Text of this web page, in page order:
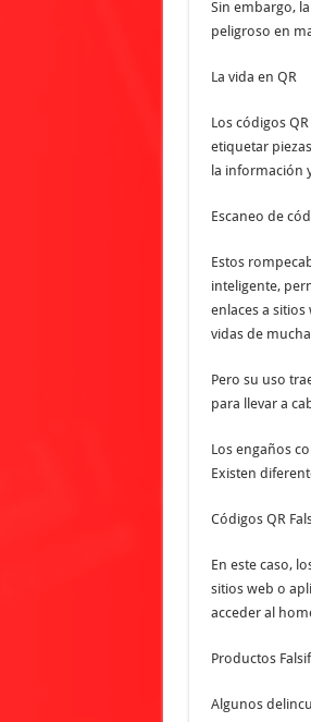
Sin embargo,
peligroso en
La vida en QR
Los códigos
etiquetar
la información
Escaneo de
Estos
inteligente,
enlaces a
vidas de
Pero su uso
para llevar a
Los engaños
Existen
Códigos QR
En este caso,
sitios web o
acceder al
Productos
Algunos